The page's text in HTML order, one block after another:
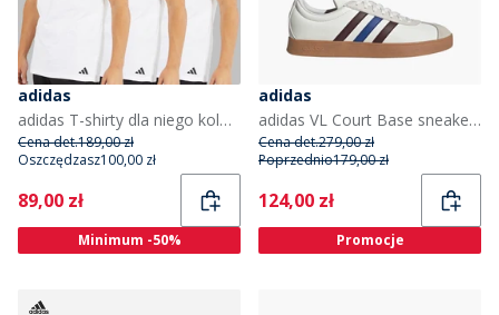
adidas
adidas T-shirty dla niego kolor biały
Cena det.189,00 zł
Oszczędzasz100,00 zł
Current
89,00 zł
Minimum -50%
adidas
adidas VL Court Base sneakersy kolor Cloud White/Aurora Ruby/Royal Blue
Cena det.279,00 zł
Poprzednio179,00 zł
Current
124,00 zł
Promocje